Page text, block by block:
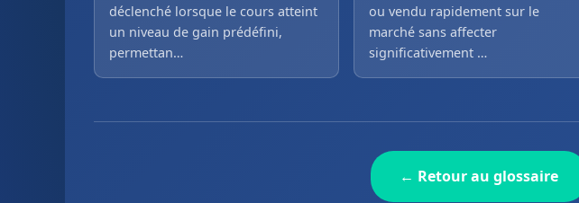
déclenché lorsque le cours atteint
un niveau de gain prédéfini,
permettan…
ou vendu rapidement sur le
marché sans affecter
significativement …
← Retour au glossaire